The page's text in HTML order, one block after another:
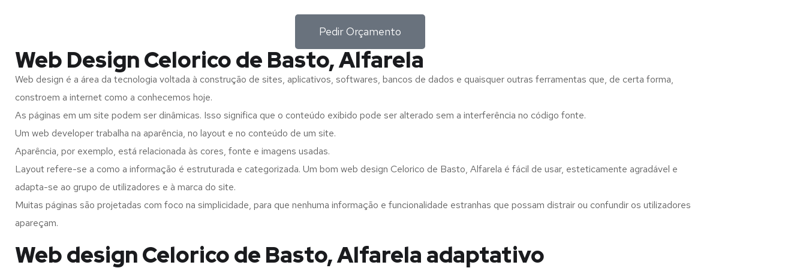
Pedir Orçamento
Web Design Celorico de Basto, Alfarela
Web design é a área da tecnologia voltada à construção de sites, aplicativos, softwares, bancos de dados e quaisquer outras ferramentas que, de certa forma,
constroem a internet como a conhecemos hoje.
As páginas em um site podem ser dinâmicas. Isso significa que o conteúdo exibido pode ser alterado sem a interferência no código fonte.
Um web developer trabalha na aparência, no layout e no conteúdo de um site.
Aparência, por exemplo, está relacionada às cores, fonte e imagens usadas.
Layout refere-se a como a informação é estruturada e categorizada. Um bom web design Celorico de Basto, Alfarela é fácil de usar, esteticamente agradável e
adapta-se ao grupo de utilizadores e à marca do site.
Muitas páginas são projetadas com foco na simplicidade, para que nenhuma informação e funcionalidade estranhas que possam distrair ou confundir os utilizadores
apareçam.
Web design Celorico de Basto, Alfarela adaptativo